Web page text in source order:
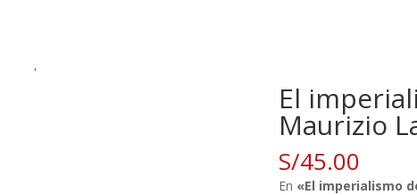
El
Maurizio
S/45.00
En «El imperialismo